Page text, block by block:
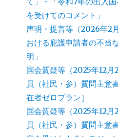
を受けてのコメント」
声明・提言等（2026年2
おける庇護申請者の不当
明」
国会質疑等（2025年12
員（社民・参）質問主意
在者ゼロプラン］
国会質疑等（2025年12
員（社民・参）質問主意